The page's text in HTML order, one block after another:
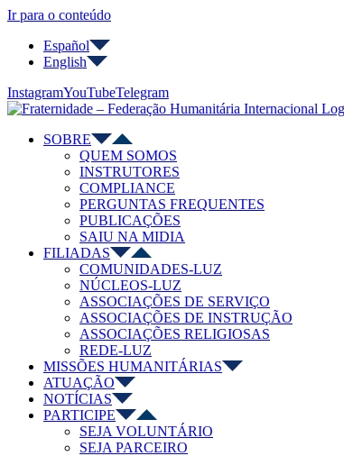
Ir para o conteúdo
Español
English
InstagramYouTubeTelegram
SOBRE
QUEM SOMOS
INSTRUTORES
COMPLIANCE
PERGUNTAS FREQUENTES
PUBLICAÇÕES
SAIU NA MIDIA
FILIADAS
COMUNIDADES-LUZ
NÚCLEOS-LUZ
ASSOCIAÇÕES DE SERVIÇO
ASSOCIAÇÕES DE INSTRUÇÃO
ASSOCIAÇÕES RELIGIOSAS
REDE-LUZ
MISSÕES HUMANITÁRIAS
ATUAÇÃO
NOTÍCIAS
PARTICIPE
SEJA VOLUNTÁRIO
SEJA PARCEIRO